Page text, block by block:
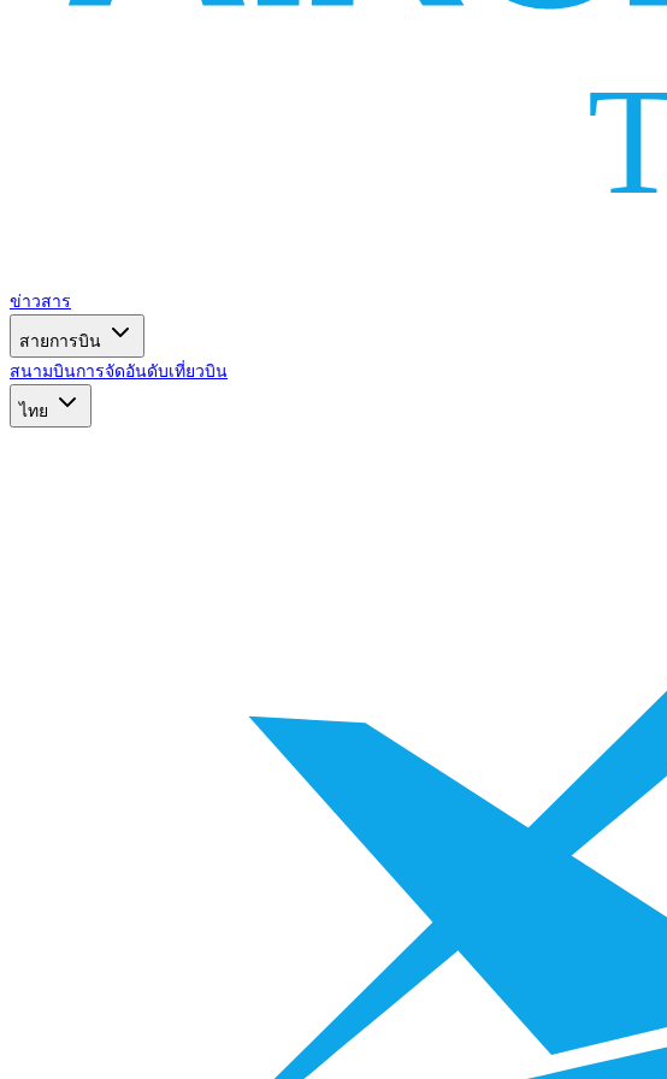
ข่าวสาร
สายการบิน
สนามบินการจัดอันดับเที่ยวบิน
ไทย